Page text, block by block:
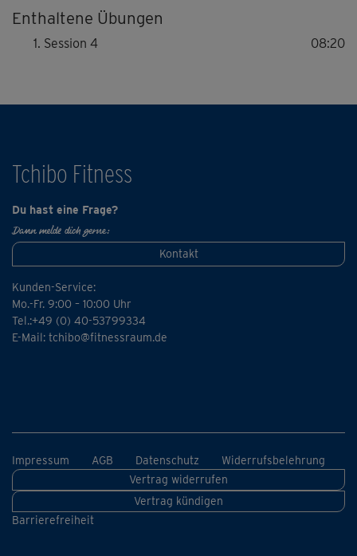
ohne Seil gibt’s beim ersten Block des heutigen Workouts.
Der zweite Block trainiert dann einfach eben mal so gut
Enthaltene Übungen
Session 4 08:20
Tchibo Fitness
Du hast eine Frage?
Dann melde dich gerne:
Kontakt
Kunden-Service:
Mo.-Fr. 9:00 – 10:00 Uhr
Tel.:+49 (0) 40-53799334
E-Mail: tchibo@fitnessraum.de
Impressum AGB Datenschutz
Widerrufsbelehrung
Vertrag widerrufen
Vertrag kündigen
Barrierefreiheit